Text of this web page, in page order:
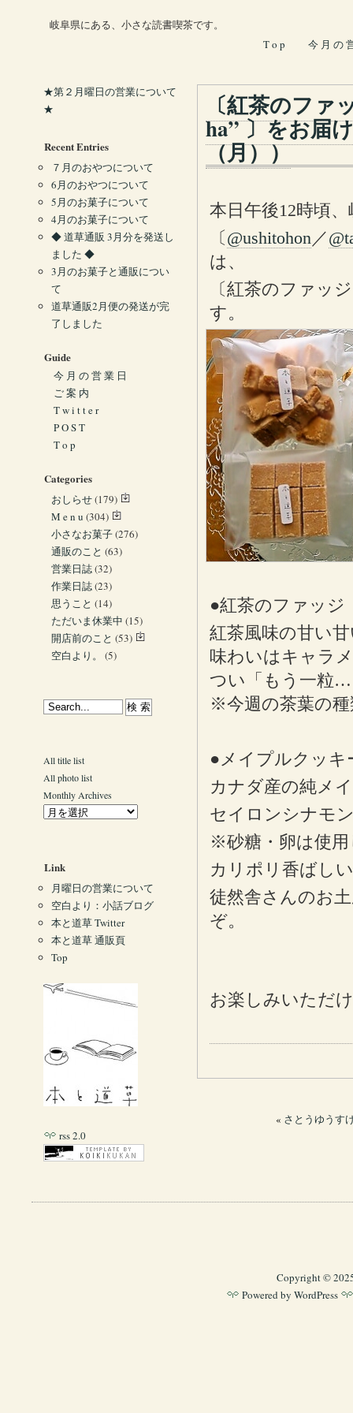
岐阜県にある、小さな読書喫茶です。
T o p
今 月 の
〔紅茶のファ
ha” 〕をお届
（月））
本日午後12時頃
〔@ushitohon／
は、
〔紅茶のファッ
す。
●紅茶のファッジ
紅茶風味の甘い
味わいはキャラ
つい「もう一粒…
※今週の茶葉の
●メイプルクッキ
カナダ産の純メ
セイロンシナモ
※砂糖・卵は使
カリポリ香ばし
徒然舎さんのお
ぞ。
お楽しみいただ
« さとうゆうす
★第２月曜日の営業について
★
Recent Entries
７月のおやつについて
6月のおやつについて
5月のお菓子について
4月のお菓子について
◆ 道草通販 3月分を発送し
ました ◆
3月のお菓子と通販につい
て
道草通販2月便の発送が完
了しました
Guide
今 月 の 営 業 日
ご 案 内
T w i t t e r
P O S T
T o p
Categories
おしらせ(179)
M e n u (304)
小さなお菓子(276)
通販のこと (63)
営業日誌(32)
作業日誌(23)
思うこと (14)
ただいま休業中 (15)
開店前のこと (53)
空白より。
(5)
All title list
All photo list
Monthly Archives
Link
月曜日の営業について
空白より：小話ブログ
本と道草 Twitter
本と道草 通販頁
Top
rss 2.0
Copyright ©
Powered by WordPress